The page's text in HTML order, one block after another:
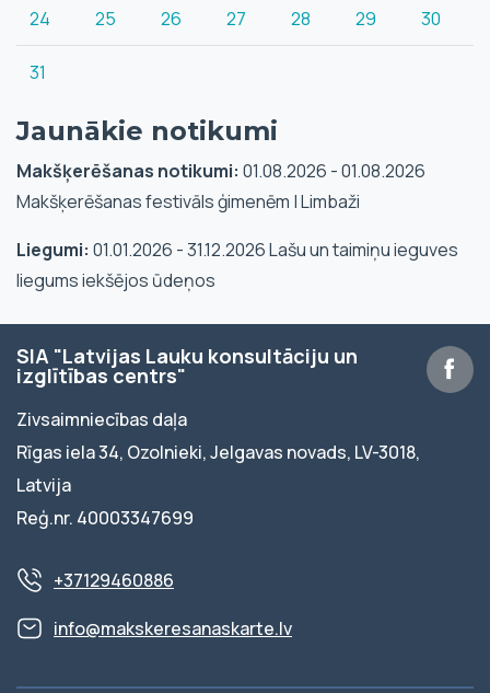
24 25 26 27 28 29 30
31
Jaunākie notikumi
Makšķerēšanas notikumi: 01.08.2026 - 01.08.2026
Makšķerēšanas festivāls ģimenēm | Limbaži
Liegumi: 01.01.2026 - 31.12.2026 Lašu un taimiņu ieguves
liegums iekšējos ūdeņos
SIA "Latvijas Lauku konsultāciju un
izglītības centrs"
Zivsaimniecības daļa
Rīgas iela 34, Ozolnieki, Jelgavas novads, LV-3018,
Latvija
Reģ.nr. 40003347699
+37129460886
info@makskeresanaskarte.lv